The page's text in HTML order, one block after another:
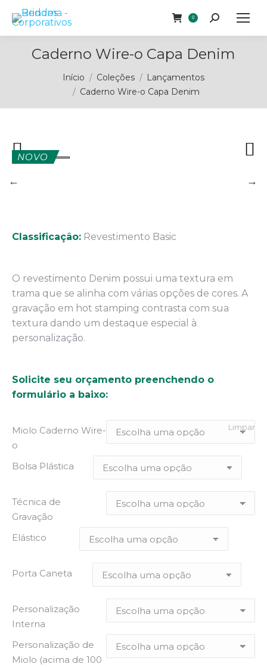
0 Buscar
Caderno Wire-o Capa Denim
Você está aqui:
Início Coleções
Lançamentos
Caderno Wire-o Capa Denim
NOVO
Classificação: Revestimento Basic
O revestimento Denim possui uma textura em
trama que se alinha com várias opções de cores. A
gravação em hot stamping contrasta com sua
textura dando um destaque especial à
personalização.
Solicite seu orçamento preenchendo o
formulário a baixo:
Miolo Caderno Wire-
o
Bolsa Plástica
Técnica de
Gravação
Elástico
Porta Caneta
Personalização
Interna
Personalização de
Miolo (acima de 100
Limpar